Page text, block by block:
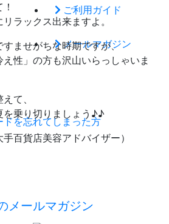
ご利用ガイド
メールマガジン
ドを忘れてしまった方
ラックス出来ますよ。
ませがちな時期ですが、
性」の方も沢山いらっしゃいま
て、
を乗り切りましょう♪♪
百貨店美容アドバイザー）
メールマガジン